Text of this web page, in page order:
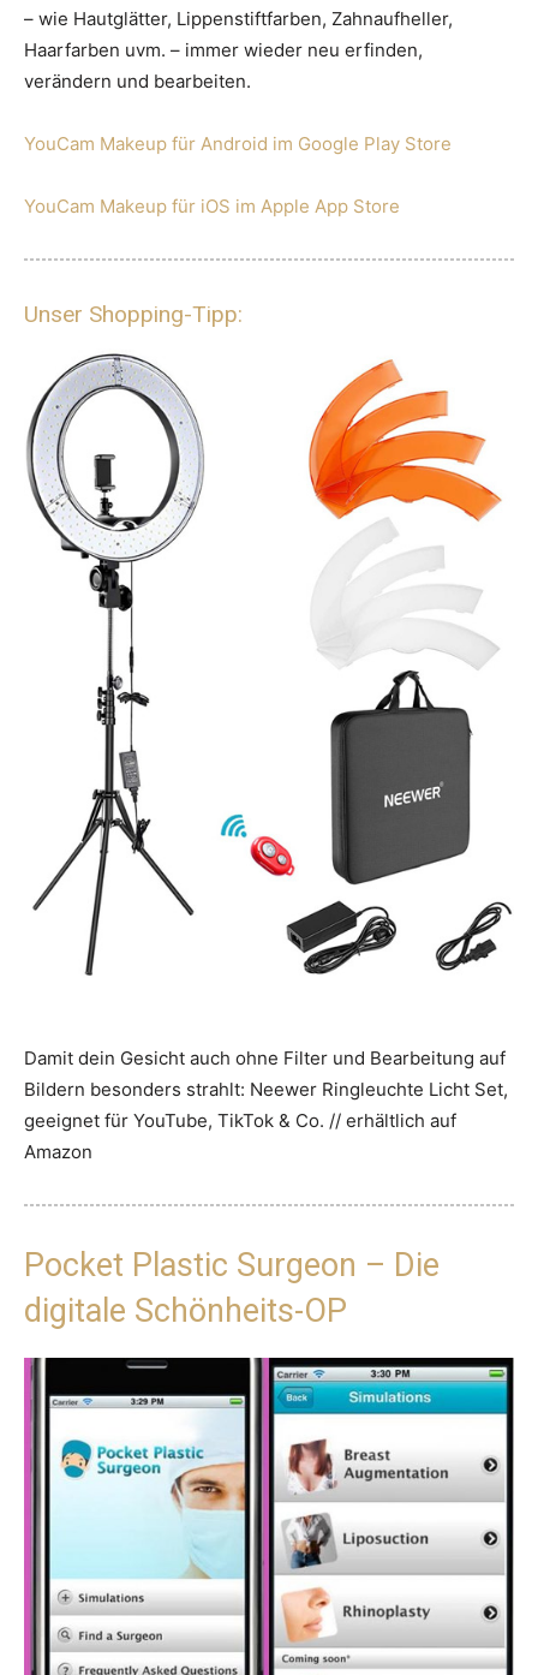
– wie Hautglätter, Lippenstiftfarben, Zahnaufheller,
Haarfarben uvm. – immer wieder neu erfinden,
verändern und bearbeiten.
YouCam Makeup für Android im Google Play Store
YouCam Makeup für iOS im Apple App Store
Unser Shopping-Tipp:
Damit dein Gesicht auch ohne Filter und Bearbeitung auf
Bildern besonders strahlt: Neewer Ringleuchte Licht Set,
geeignet für YouTube, TikTok & Co. // erhältlich auf
Amazon
Pocket Plastic Surgeon – Die
digitale Schönheits-OP